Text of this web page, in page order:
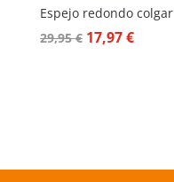
Espejo redondo colgar
29,95€ El
17,97€El